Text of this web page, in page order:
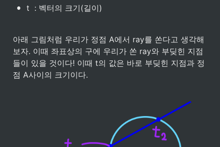
• t  : 벡터의 크기(길이)
아래 그림처럼 우리가 정점 A에서 ray를 쏜다고 생각해
보자. 이때 좌표상의 구에 우리가 쏜 ray와 부딪힌 지점
들이 있을 것이다! 이때 t의 값은 바로 부딪힌 지점과 정
점 A사이의 크기이다.